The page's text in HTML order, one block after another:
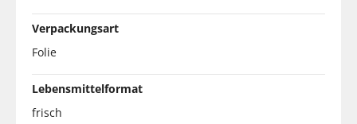
Verpackungsart
Folie
Lebensmittelformat
frisch